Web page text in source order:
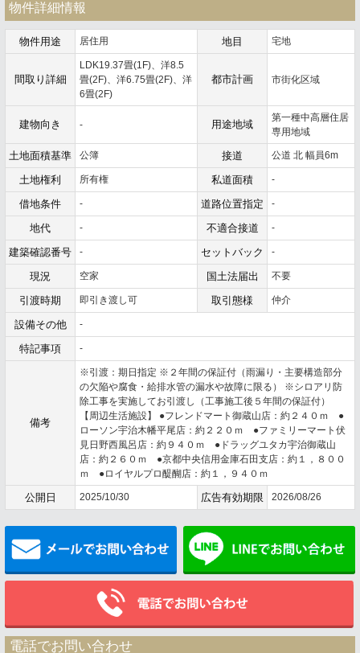
物件詳細情報
物件用途 居住用 地目 宅地
間取り詳細
LDK19.37畳(1F)、洋8.5
畳(2F)、洋6.75畳(2F)、洋
6畳(2F)
都市計画 市街化区域
建物向き - 用途地域
第一種中高層住居
専用地域
土地面積基準 公簿 接道 公道 北 幅員6m
土地権利 所有権 私道面積 -
借地条件 - 道路位置指定 -
地代 - 不適合接道 -
建築確認番号 - セットバック -
現況 空家 国土法届出 不要
引渡時期 即引き渡し可 取引態様 仲介
設備その他 -
特記事項 -
備考
※引渡：期日指定 ※２年間の保証付（雨漏り・主要構造部分
の欠陥や腐食・給排水管の漏水や故障に限る） ※シロアリ防
除工事を実施してお引渡し（工事施工後５年間の保証付）
【周辺生活施設】 ●フレンドマート御蔵山店：約２４０ｍ ●
ローソン宇治木幡平尾店：約２２０ｍ ●ファミリーマート伏
見日野西風呂店：約９４０ｍ ●ドラッグユタカ宇治御蔵山
店：約２６０ｍ ●京都中央信用金庫石田支店：約１，８００
ｍ ●ロイヤルプロ醍醐店：約１，９４０ｍ
公開日 2025/10/30 広告有効期限 2026/08/26
メールでお問い合わせ
電話でお問い合わせ